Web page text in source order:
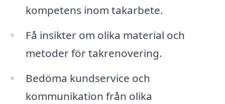
kompetens inom takarbete.
Få insikter om olika material och
metoder för takrenovering.
Bedöma kundservice och
kommunikation från olika